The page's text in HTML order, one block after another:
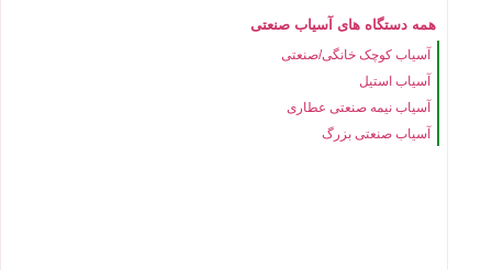
همه دستگاه های آسیاب صنعتی
آسیاب کوچک خانگی/صنعتی
آسیاب استیل
آسیاب نیمه صنعتی عطاری
آسیاب صنعتی بزرگ